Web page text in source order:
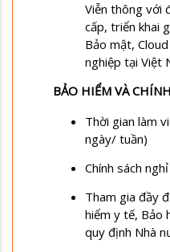
Viễn thông với
cấp, triển khai
Bảo mật,
nghiệp tại Việt
BẢO HIỂM VÀ
Thời gian làm
ngày/ tuần)
Chính sách
Tham gia đầy
hiểm y tế, Bảo
quy định Nhà